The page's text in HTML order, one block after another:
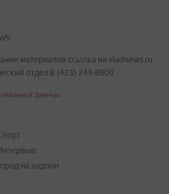
материалов ссылка на vladnews.ru
отдел 8 (423) 249-8800
данных
на ладони